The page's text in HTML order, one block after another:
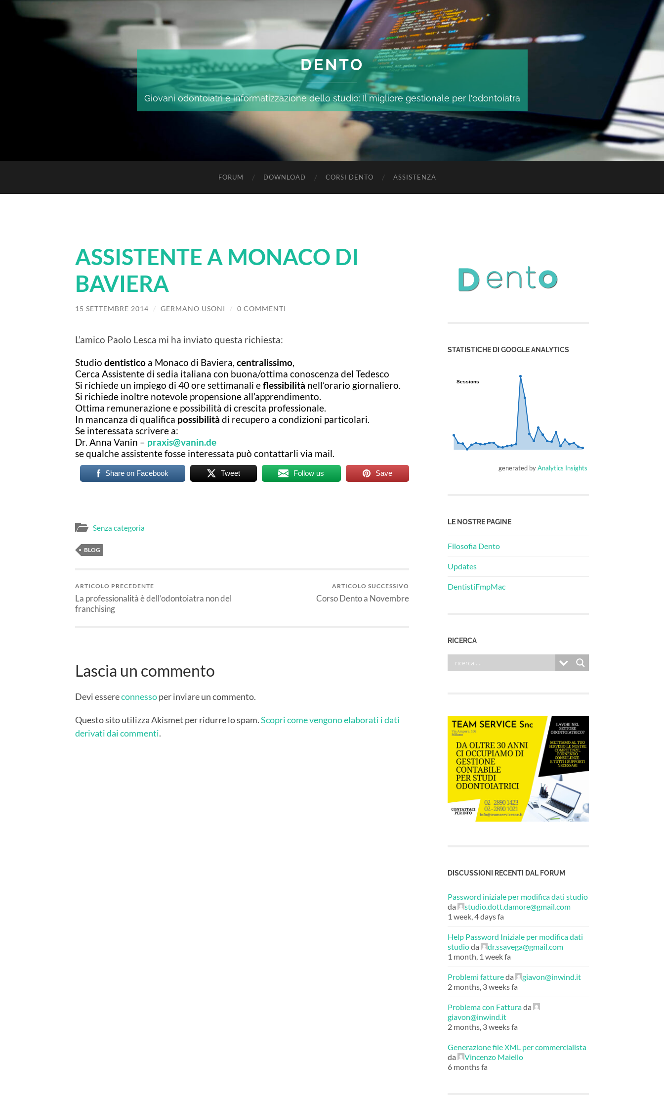
DENTO
Giovani odontoiatri e informatizzazione dello studio: Il migliore gestionale per l'odontoiatra
FORUM DOWNLOAD CORSI DENTO ASSISTENZA
ASSISTENTE A MONACO DI
BAVIERA
15 SETTEMBRE 2014 / GERMANO USONI / 0 COMMENTI
L’amico Paolo Lesca mi ha inviato questa richiesta:
Studio dentistico a Monaco di Baviera, centralissimo
Cerca Assistente di sedia italiana con buona/ottima conoscenza del Tedesco
Si richiede un impiego di 40 ore settimanali eflessibilità nell’orario giornaliero.
Si richiede inoltre notevole propensione all’apprendimento.
Ottima remunerazione e possibilità di crescita professionale.
In mancanza di qualifica possibilità di recupero a condizioni particolari.
Se interessata scrivere a:
Dr. Anna Vanin – praxis@vanin.de
se qualche assistente fosse interessata può contattarli via mail.
Share on Facebook Tweet Follow us Save
Senza categoria
BLOG
ARTICOLO PRECEDENTE
La professionalità è dell’odontoiatra non del
franchising
ARTICOLO SUCCESSIVO
Corso Dento a Novembre
Lascia un commento
Devi essereconnessoper inviare un commento.
Questo sito utilizza Akismet per ridurre lo spam.Scopri come vengono elaborati i dati
derivati dai commenti.
STATISTICHE DI GOOGLE ANALYTICS
Sessions
Sessions
generated byAnalytics Insights
LE NOSTRE PAGINE
Filosofia Dento
Updates
DentistiFmpMac
RICERCA
DISCUSSIONI RECENTI DAL FORUM
Password iniziale per modifica dati studio
da
studio.dott.damore@gmail.com
1 week, 4 days fa
Help Password Iniziale per modifica dati
studioda
dr.ssavega@gmail.com
1 month, 1 week fa
Problemi fattureda
giavon@inwind.it
2 months, 3 weeks fa
Problema con Fatturada
giavon@inwind.it
2 months, 3 weeks fa
Generazione file XML per commercialista
da
Vincenzo Maiello
6 months fa